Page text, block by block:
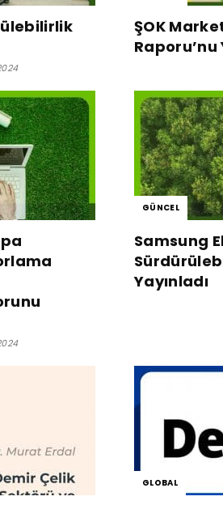
ŞOK
Raporu’nu
GÜNCEL
Samsung
Yayınladı
GLOBAL